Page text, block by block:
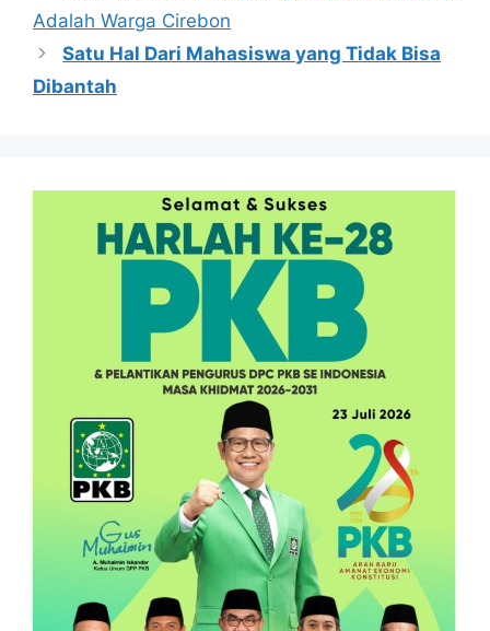
Adalah Warga Cirebon
Satu Hal Dari Mahasiswa yang Tidak Bisa
Dibantah